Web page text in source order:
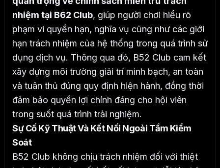
nhiệm tại B62 Club, giúp người chơi hiểu rõ
phạm vi quyền hạn, nghĩa vụ cũng như các giới
hạn trách nhiệm của hệ thống trong quá trình sử
dụng dịch vụ. Thông qua đó, B52 Club cam kết
xây dựng môi trường giải trí minh bạch, an toàn
và tuân thủ đúng quy định hiện hành, đồng thời
đảm bảo quyền lợi chính đáng cho hội viên
trong suốt quá trình trải nghiệm.
Sự Cố Kỹ Thuật Và Kết Nối Ngoài Tầm Kiểm
Soát
B52 Club không chịu trách nhiệm đối với thiệt